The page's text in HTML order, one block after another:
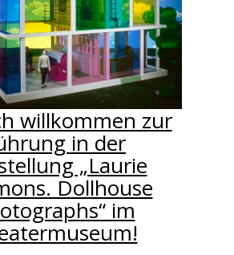
willkommen zur
in der
„Laurie
Dollhouse
im